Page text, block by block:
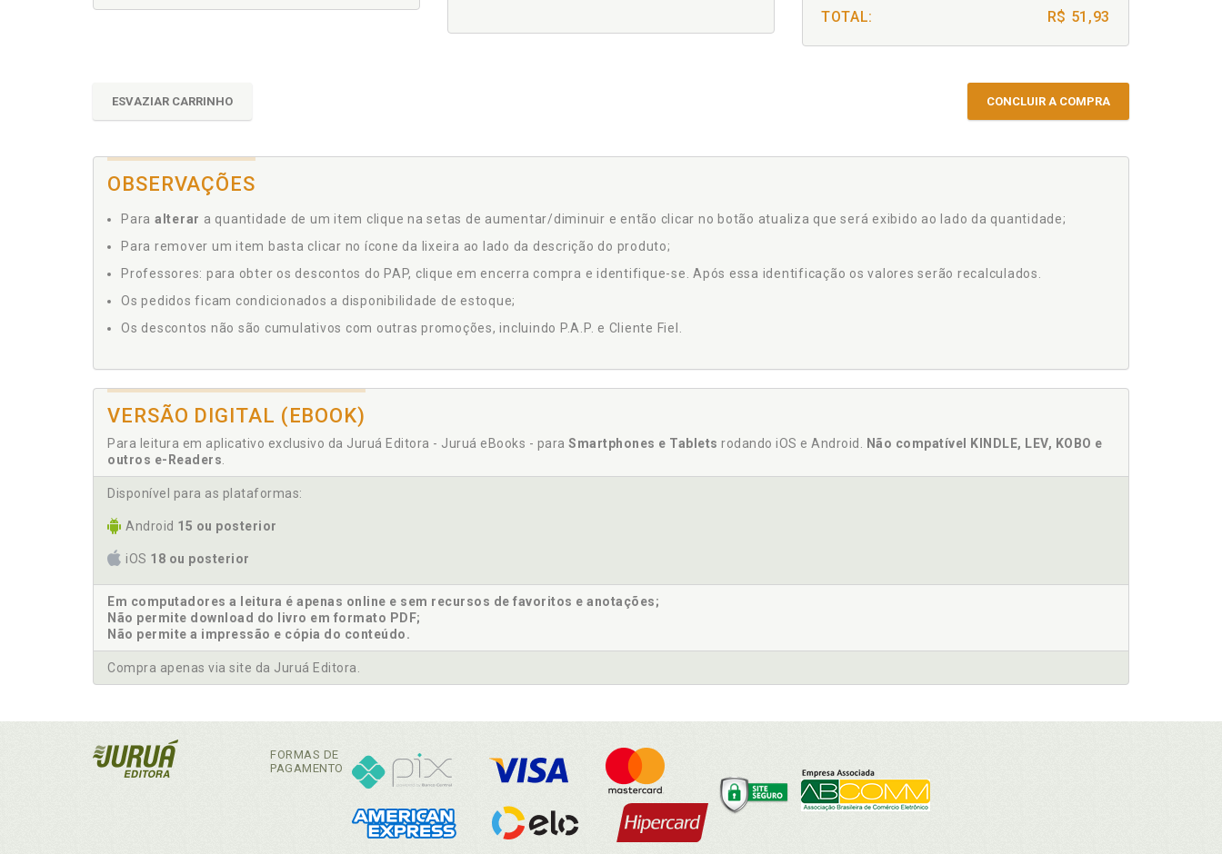
TOTAL: R$ 51,93
ESVAZIAR CARRINHO CONCLUIR A COMPRA
OBSERVAÇÕES
Para alterar a quantidade de um item clique na setas de aumentar/diminuir e então clicar no botão atualiza que será exibido ao lado da quantidade;
Para remover um item basta clicar no ícone da lixeira ao lado da descrição do produto;
Professores: para obter os descontos do PAP, clique em encerra compra e identifique-se. Após essa identificação os valores serão recalculados.
Os pedidos ficam condicionados a disponibilidade de estoque;
Os descontos não são cumulativos com outras promoções, incluindo P.A.P. e Cliente Fiel.
VERSÃO DIGITAL (EBOOK)
Para leitura em aplicativo exclusivo da Juruá Editora - Juruá eBooks - para Smartphones e Tablets rodando iOS e Android.
Não compatível KINDLE, LEV, KOBO e
outros e-Readers
Disponível para as plataformas:
Android 15 ou posterior
iOS 18 ou posterior
Em computadores a leitura é apenas online e sem recursos de favoritos e anotações;
Não permite download do livro em formato PDF;
Não permite a impressão e cópia do conteúdo.
Compra apenas via site da Juruá Editora.
FORMAS DE
PAGAMENTO